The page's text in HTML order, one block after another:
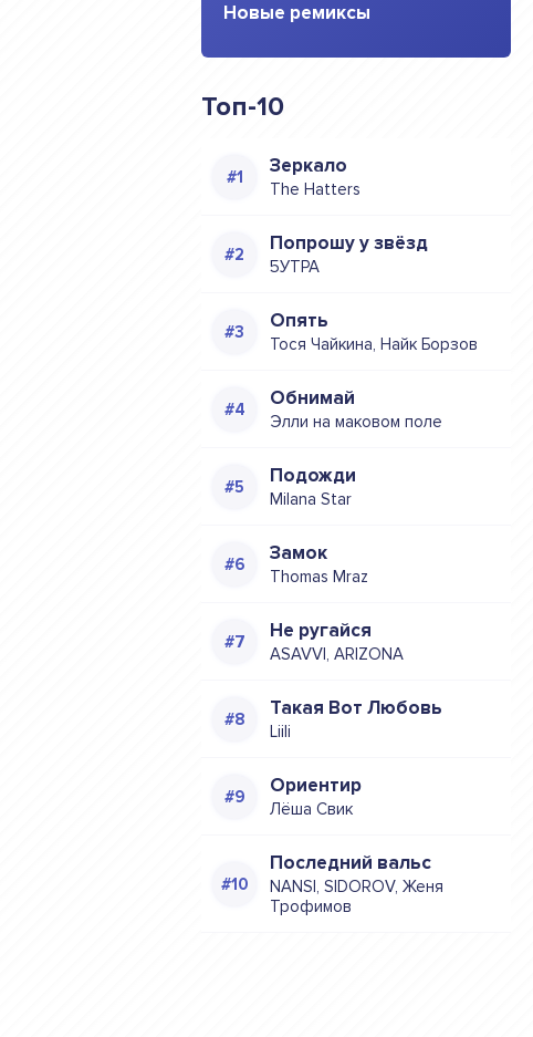
Новые ремиксы
Топ-10
Зеркало
The Hatters
Попрошу у звёзд
5УТРА
Опять
Тося Чайкина, Найк Борзов
Обнимай
Элли на маковом поле
Подожди
Milana Star
Замок
Thomas Mraz
Не ругайся
ASAVVI, ARIZONA
Такая Вот Любовь
Liili
Ориентир
Лёша Свик
Последний вальс
NANSI, SIDOROV, Женя
Трофимов